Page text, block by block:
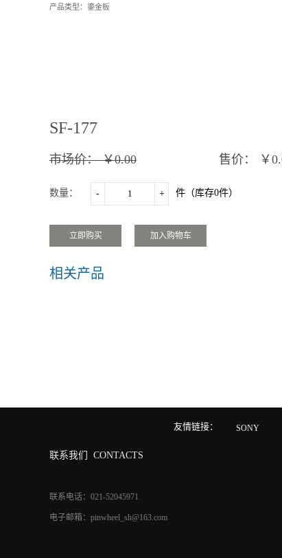
产品类型：鎏金板
SF-177
售价： ￥
市场价： ￥0.00
数量： - + 件（库存0件）
相关产品
友情链接： SONY
联系我们 CONTACTS
联系电话：021-52045971
电子邮箱：pinwheel_sh@163.com